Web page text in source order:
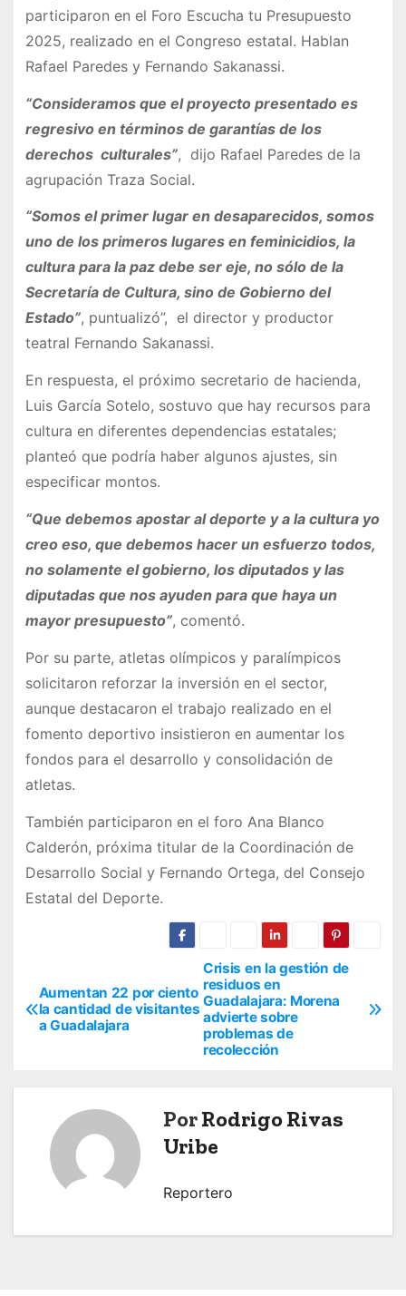
participaron en el Foro Escucha tu Presupuesto
2025, realizado en el Congreso estatal. Hablan
Rafael Paredes y Fernando Sakanassi.
“Consideramos que el proyecto presentado es
regresivo en términos de garantías de los
derechos culturales”, dijo Rafael Paredes de la
agrupación Traza Social.
“Somos el primer lugar en desaparecidos, somos
uno de los primeros lugares en feminicidios, la
cultura para la paz debe ser eje, no sólo de la
Secretaría de Cultura, sino de Gobierno del
Estado”, puntualizó”, el director y productor
teatral Fernando Sakanassi.
En respuesta, el próximo secretario de hacienda,
Luis García Sotelo, sostuvo que hay recursos para
cultura en diferentes dependencias estatales;
planteó que podría haber algunos ajustes, sin
especificar montos.
“Que debemos apostar al deporte y a la cultura yo
creo eso, que debemos hacer un esfuerzo todos,
no solamente el gobierno, los diputados y las
diputadas que nos ayuden para que haya un
mayor presupuesto”, comentó.
Por su parte, atletas olímpicos y paralímpicos
solicitaron reforzar la inversión en el sector,
aunque destacaron el trabajo realizado en el
fomento deportivo insistieron en aumentar los
fondos para el desarrollo y consolidación de
atletas.
También participaron en el foro Ana Blanco
Calderón, próxima titular de la Coordinación de
Desarrollo Social y Fernando Ortega, del Consejo
Estatal del Deporte.
N
a
i
Crisis en la gestión de
residuos en
Guadalajara: Morena
advierte sobre
problemas de
recolección
Aumentan 22 por ciento
la cantidad de visitantes
a Guadalajara
PorRodrigo Rivas
Uribe
Reportero